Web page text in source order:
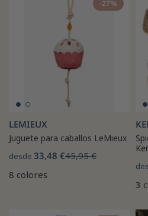
-27%
LEMIEUX
Juguete para caballos LeMieux
desde 33,48 €45,95 €
8 colores
3